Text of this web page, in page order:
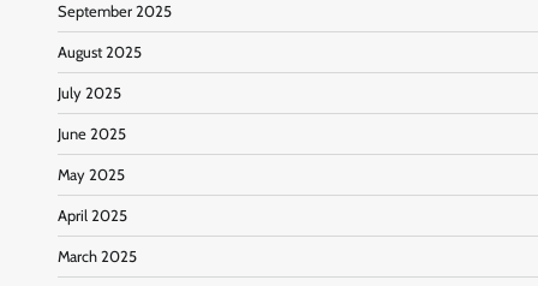
September 2025
August 2025
July 2025
June 2025
May 2025
April 2025
March 2025